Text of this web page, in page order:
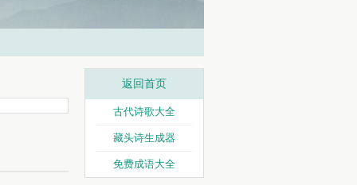
返回首页
古代诗歌大全
藏头诗生成器
免费成语大全